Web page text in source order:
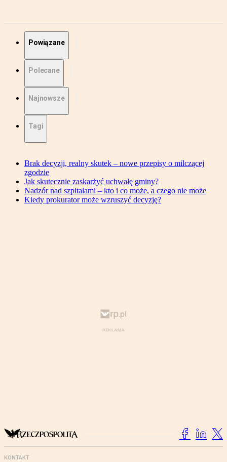
Powiązane
Polecane
Najnowsze
Tagi
Brak decyzji, realny skutek – nowe przepisy o milczącej
zgodzie
Jak skutecznie zaskarżyć uchwałę gminy?
Nadzór nad szpitalami – kto i co może, a czego nie może
Kiedy prokurator może wzruszyć decyzję?
KONTAKT